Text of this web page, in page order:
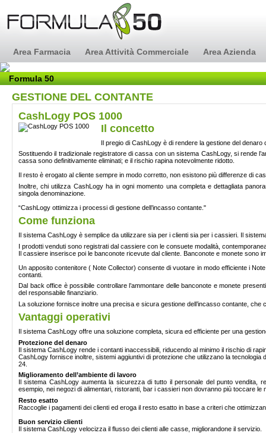
Area Farmacia Area Attività Commerciale Area Azienda
Formula 50
GESTIONE DEL CONTANTE
CashLogy POS 1000
Il concetto
Il pregio di CashLogy è di rendere la gestione del
Sostituendo il tradizionale registratore di cassa con un sistema CashLogy, si rende
cassa sono definitivamente eliminati; e il rischio rapina notevolmente ridotto.
Il resto è erogato al cliente sempre in modo corretto, non esistono più differenze di
Inoltre, chi utilizza CashLogy ha in ogni momento una completa e dettagliata
singola denominazione.
“CashLogy ottimizza i processi di gestione dell’incasso contante."
Come funziona
Il sistema CashLogy è semplice da utilizzare sia per i clienti sia per i cassieri. Il
I prodotti venduti sono registrati dal cassiere con le consuete modalità,
Il cassiere inserisce poi le banconote ricevute dal cliente. Banconote e monete sono
Un apposito contenitore ( Note Collector) consente di vuotare in modo efficiente i
contanti.
Dal back office è possibile controllare l’ammontare delle banconote e monete
del responsabile finanziario.
La soluzione fornisce inoltre una precisa e sicura gestione dell’incasso contante, che
Vantaggi operativi
Il sistema CashLogy offre una soluzione completa, sicura ed efficiente per una
Protezione del denaro
Il sistema CashLogy rende i contanti inaccessibili, riducendo al minimo il rischio di
CashLogy fornisce inoltre, sistemi aggiuntivi di protezione che utilizzano la
24.
Miglioramento dell’ambiente di lavoro
Il sistema CashLogy aumenta la sicurezza di tutto il personale del punto vendita,
esempio, nei negozi di alimentari, ristoranti, bar i cassieri non dovranno più toccare le
Resto esatto
Raccoglie i pagamenti dei clienti ed eroga il resto esatto in base a criteri che
Buon servizio clienti
Il sistema CashLogy velocizza il flusso dei clienti alle casse, migliorandone il servizio.